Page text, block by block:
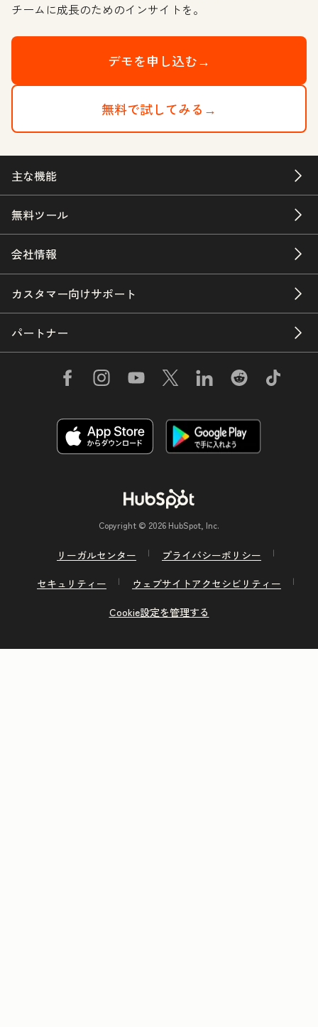
チームに成長のためのインサイトを。
デモを申し込む→
無料で試してみる→
主な機能
無料ツール
会社情報
カスタマー向けサポート
パートナー
Copyright © 2026 HubSpot, Inc.
リーガルセンター
プライバシーポリシー
セキュリティー
ウェブサイトアクセシビリティー
Cookie設定を管理する